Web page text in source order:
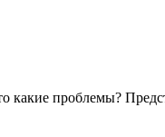
какие проблемы?